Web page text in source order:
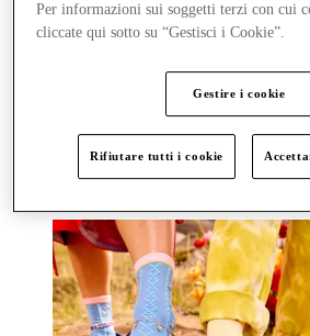
Offerte
Pianifica la tua visita
Scopri la regione
Gift Card
Per informazioni sui soggetti terzi con cui
cliccate qui sotto su “Gestisci i Cookie”.
Gestire i cookie
Rifiutare tutti i cookie